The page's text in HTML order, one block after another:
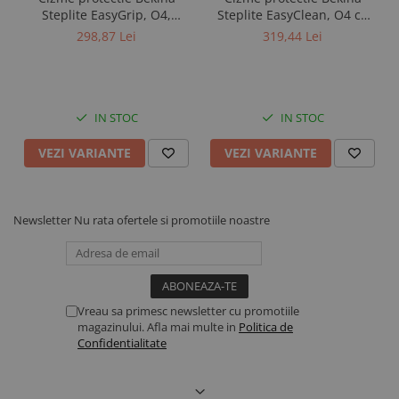
Electroliti si suplimente vitei
Dotari ferma
Fronturi de furajare
Identificare, marcare, monitorizare
Accesorii identificare animale
Vopsele, sprayuri, markere
Roboti ferma
Automate alaptare
Steplite EasyGrip, O4,
verde/negru
298,87 Lei
IN STOC
VEZI VARIANTE
Steplite EasyClean, O4 cu
talpa plata, verde/negru
319,44 Lei
IN STOC
VEZI VARIANTE
Newsletter Nu rata ofertele si promotiile noastre
Vreau sa primesc newsletter cu promotiile
magazinului. Afla mai multe in Politica de
Confidentialitate